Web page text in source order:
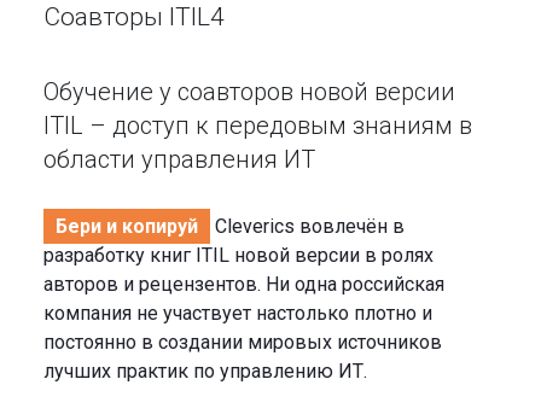
Соавторы ITIL4
Обучение у соавторов новой версии
ITIL – доступ к передовым знаниям в
области управления ИТ
Бери и копируй
Cleverics вовлечён в
разработку книг ITIL новой версии в ролях
авторов и рецензентов. Ни одна российская
компания не участвует настолько плотно и
постоянно в создании мировых источников
лучших практик по управлению ИТ.